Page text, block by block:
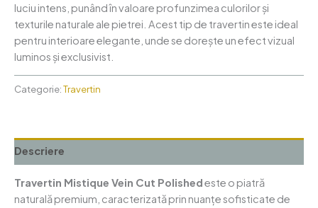
luciu intens, punând în valoare profunzimea culorilor și
texturile naturale ale pietrei. Acest tip de travertin este ideal
pentru interioare elegante, unde se dorește un efect vizual
luminos și exclusivist.
Categorie:Travertin
Descriere
Travertin Mistique Vein Cut Polishedeste o piatră
naturală premium, caracterizată prin nuanțe sofisticate de